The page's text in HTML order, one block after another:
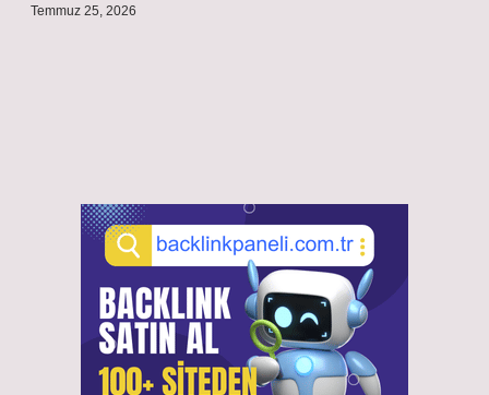
Temmuz 25, 2026